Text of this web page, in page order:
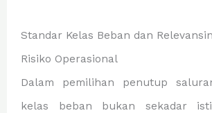
Standar Kelas Beban dan
Risiko Operasional
Dalam pemilihan penutup
kelas beban bukan sekadar